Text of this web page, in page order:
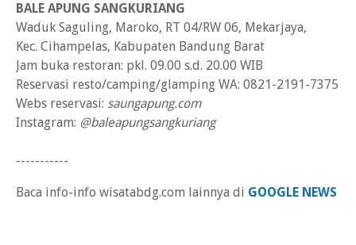
BALE APUNG SANGKURIANG
Waduk Saguling, Maroko, RT 04/RW 06, Mekarjaya,
Kec. Cihampelas, Kabupaten Bandung Barat
Jam buka restoran: pkl. 09.00 s.d. 20.00 WIB
Reservasi resto/camping/glamping WA: 0821-2191-7375
Webs reservasi: saungapung.com
Instagram: @baleapungsangkuriang
-----------
Baca info-info wisatabdg.com lainnya di GOOGLE NEWS